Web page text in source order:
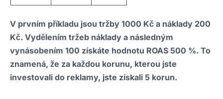
V prvním příkladu jsou tržby 1000 Kč a náklady 200
Kč. Vydělením tržeb náklady a následným
vynásobením 100 získáte hodnotu ROAS 500 %. To
znamená, že za každou korunu, kterou jste
investovali do reklamy, jste získali 5 korun.